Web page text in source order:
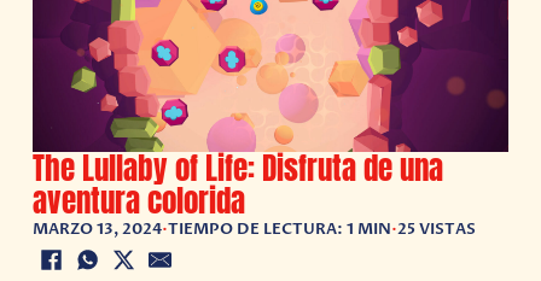
The Lullaby of Life: Disfruta de una
aventura colorida
MARZO 13, 2024•TIEMPO DE LECTURA: 1 MIN•25 VISTAS